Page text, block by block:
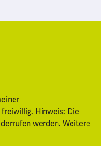
Hinweis: Die
werden. Weitere